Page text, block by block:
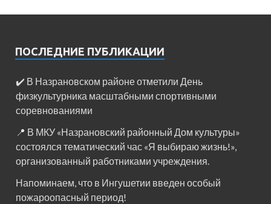
ПОСЛЕДНИЕ ПУБЛИКАЦИИ
✔️ В Назрановском районе отметили День
физкультурника масштабными спортивными
соревнованиями
📍 В МКУ «Назрановский районный Дом культуры»
состоялся тематический час «Я выбираю жизнь!»,
организованный работниками учреждения.
Напоминаем, что в Ингушетии введен особый
пожароопасный период!⁣⁣⠀